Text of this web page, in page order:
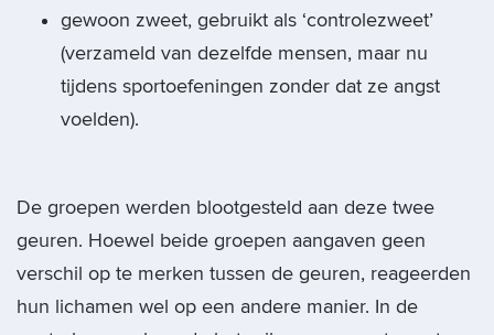
gewoon zweet, gebruikt als ‘controlezweet’
(verzameld van dezelfde mensen, maar nu
tijdens sportoefeningen zonder dat ze angst
voelden).
De groepen werden blootgesteld aan deze twee
geuren. Hoewel beide groepen aangaven geen
verschil op te merken tussen de geuren, reageerden
hun lichamen wel op een andere manier. In de